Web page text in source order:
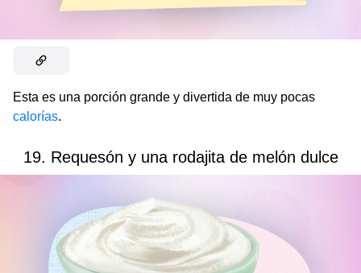
Esta es una porción grande y divertida de muy pocas
calorías.
19. Requesón y una rodajita de melón dulce